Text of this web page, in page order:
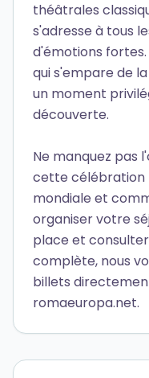
théâtrales
s'adresse à tous
d'émotions
qui s'empare de
un moment
découverte.
Ne manquez pas
cette célébration
mondiale et
organiser votre
place et
complète, nous
billets
romaeuropa.net.